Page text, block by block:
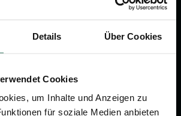
Details Über Cookies
Cookies
um Inhalte und Anzeigen zu
für soziale Medien anbieten
Bestattung &